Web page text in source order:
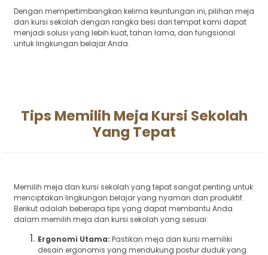
Dengan mempertimbangkan kelima keuntungan ini, pilihan meja
dan kursi sekolah dengan rangka besi dari tempat kami dapat
menjadi solusi yang lebih kuat, tahan lama, dan fungsional
untuk lingkungan belajar Anda.
Tips Memilih Meja Kursi Sekolah
Yang Tepat
Memilih meja dan kursi sekolah yang tepat sangat penting untuk
menciptakan lingkungan belajar yang nyaman dan produktif.
Berikut adalah beberapa tips yang dapat membantu Anda
dalam memilih meja dan kursi sekolah yang sesuai:
Ergonomi Utama: Pastikan meja dan kursi memiliki
desain ergonomis yang mendukung postur duduk yang